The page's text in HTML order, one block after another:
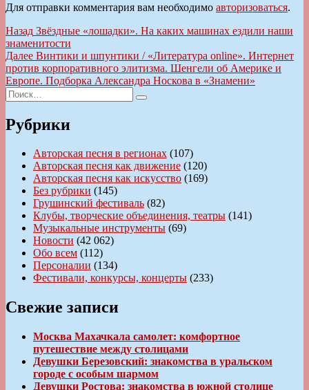
Для отправки комментария вам необходимо авторизоваться.
Навигация
по
записям
Назад Предыдущая
запись:
Звёздные «лошадки». На каких машинах ездили наши
знаменитости
Далее Следующая
запись:
Винтики и шпунтики / «Литература online». Интернет
против корпоративного элитизма. Шенгели об Америке и
Европе. Подборка Александра Носкова в «Знамени»
Искать:
Поиск
Рубрики
Авторская песня в регионах (107)
Авторская песня как движение (120)
Авторская песня как искусство (169)
Без рубрики (145)
Грушинский фестиваль (82)
Клубы, творческие объединения, театры (141)
Музыкальные инструменты (69)
Новости (42 062)
Обо всем (112)
Персоналии (134)
Фестивали, конкурсы, концерты (233)
Свежие записи
Москва Махачкала самолет: комфортное
путешествие между столицами
Девушки Березовский: знакомства в уральском
городе с особым шармом
Девушки Ростова: знакомства в южной столице